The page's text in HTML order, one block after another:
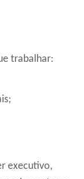
trabalhar:
executivo,